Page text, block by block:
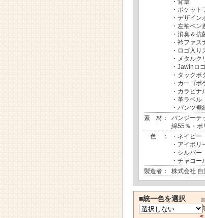
・背章
・ポケッ
・デザイン
・左袖ペン
・消臭＆抗
・衿ファ
・ロゴ入り
・メタルク
・Jawinロ
・タックボ
・カーゴ
・カラビナ
・革ラベル
・パンツ裾
素 材：
バンジーテ
綿55％・ポ
色 ：
・ネイビー
・アイボリ
・シルバー
・チャコー
製造者：
株式会社 自
■統一色を選択
※
<